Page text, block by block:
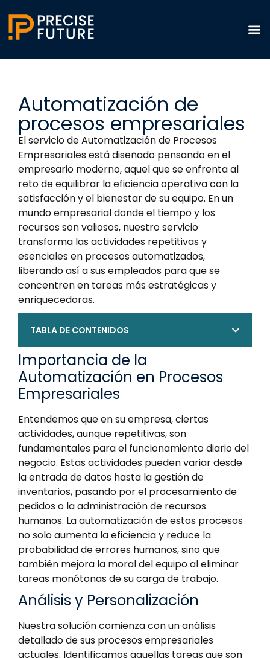
Automatización de
procesos empresariales
El servicio de Automatización de Procesos
Empresariales está diseñado pensando en el
empresario moderno, aquel que se enfrenta al
reto de equilibrar la eficiencia operativa con la
satisfacción y el bienestar de su equipo. En un
mundo empresarial donde el tiempo y los
recursos son valiosos, nuestro servicio
transforma las actividades repetitivas y
esenciales en procesos automatizados,
liberando así a sus empleados para que se
concentren en tareas más estratégicas y
enriquecedoras.
TABLA DE CONTENIDOS
Importancia de la
Automatización en Procesos
Empresariales
Entendemos que en su empresa, ciertas
actividades, aunque repetitivas, son
fundamentales para el funcionamiento diario del
negocio. Estas actividades pueden variar desde
la entrada de datos hasta la gestión de
inventarios, pasando por el procesamiento de
pedidos o la administración de recursos
humanos. La automatización de estos procesos
no solo aumenta la eficiencia y reduce la
probabilidad de errores humanos, sino que
también mejora la moral del equipo al eliminar
tareas monótonas de su carga de trabajo.
Análisis y Personalización
Nuestra solución comienza con un análisis
detallado de sus procesos empresariales
actuales. Identificamos aquellas tareas que son